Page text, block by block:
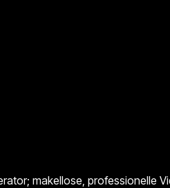
makellose, professionelle